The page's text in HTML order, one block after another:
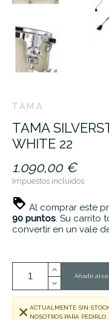
TAMA
TAMA
WHITE 22
1.090,00 €
Impuestos incluidos
Al comprar este
90 puntos. Su carrito
convertir en un vale
Añadir al
ACTUALMENTE SIN
NOSOTROS PARA PEDIRLO